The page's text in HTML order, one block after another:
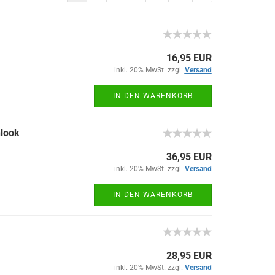
16,95 EUR
inkl. 20% MwSt. zzgl. Versand
IN DEN WARENKORB
36,95 EUR
inkl. 20% MwSt. zzgl. Versand
IN DEN WARENKORB
28,95 EUR
inkl. 20% MwSt. zzgl. Versand